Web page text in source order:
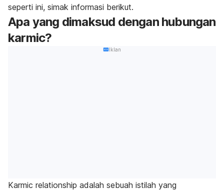
seperti ini, simak informasi berikut.
Apa yang dimaksud dengan hubungan
karmic?
Iklan
Karmic relationship adalah sebuah istilah yang